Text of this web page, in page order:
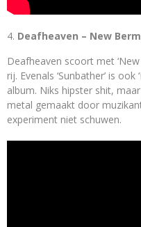
Deafheaven – New
Deafheaven scoort met
rij. Evenals ‘Sunbather’ is
album. Niks hipster shit,
metal gemaakt door
experiment niet schuwen.